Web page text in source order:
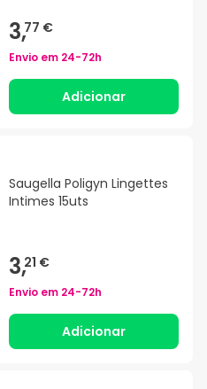
3,77 €
Envio em 24-72h
Adicionar
Saugella Poligyn Lingettes
Intimes 15uts
3,21 €
Envio em 24-72h
Adicionar